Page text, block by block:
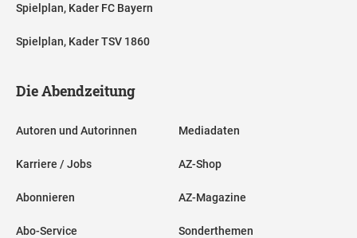
Spielplan, Kader FC Bayern
Spielplan, Kader TSV 1860
Die Abendzeitung
Autoren und Autorinnen
Karriere / Jobs
Abonnieren
Abo-Service
Mediadaten
AZ-Shop
AZ-Magazine
Sonderthemen